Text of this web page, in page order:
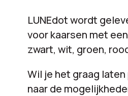
LUNEdot wordt
voor kaarsen met
zwart, wit, groen,
Wil je het graag
naar de